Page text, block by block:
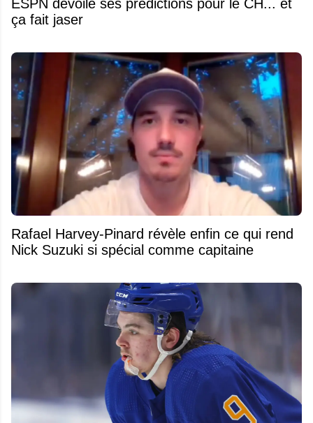
ESPN dévoile ses prédictions pour le CH... et
ça fait jaser
Rafael Harvey-Pinard révèle enfin ce qui rend
Nick Suzuki si spécial comme capitaine